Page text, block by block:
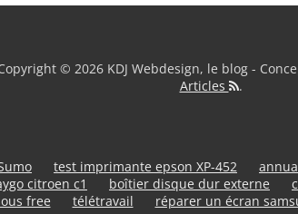
© 2026 KDJ Webdesign, le blog -
Articles
.
test imprimante epson XP-452
citroen c1 boîtier disque dur externe
free
télétravail réparer un écran